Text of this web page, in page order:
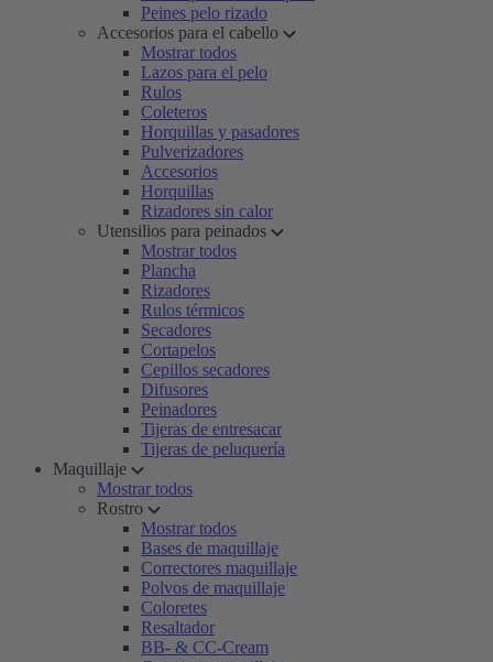
Peines pelo rizado
Accesorios para el cabello
Mostrar todos
Lazos para el pelo
Rulos
Coleteros
Horquillas y pasadores
Pulverizadores
Accesorios
Horquillas
Rizadores sin calor
Utensilios para peinados
Mostrar todos
Plancha
Rizadores
Rulos térmicos
Secadores
Cortapelos
Cepillos secadores
Difusores
Peinadores
Tijeras de entresacar
Tijeras de peluquería
Maquillaje
Mostrar todos
Rostro
Mostrar todos
Bases de maquillaje
Correctores maquillaje
Polvos de maquillaje
Coloretes
Resaltador
BB- & CC-Cream